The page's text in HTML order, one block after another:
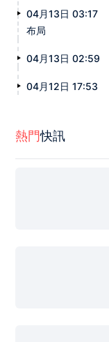
04月13日 03:17
布局
04月13日 02:59
04月12日 17:53
熱門快訊